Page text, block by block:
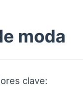
moda
clave: